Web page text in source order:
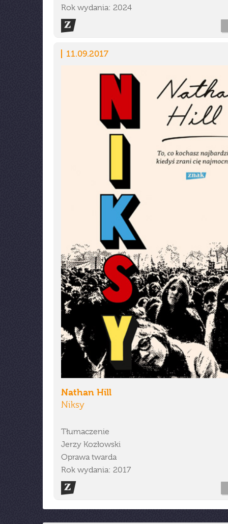
Rok wydania: 2024
11.09.2017
Nathan Hill
Niksy
Tłumaczenie
Jerzy Kozłowski
Oprawa twarda
Rok wydania: 2017